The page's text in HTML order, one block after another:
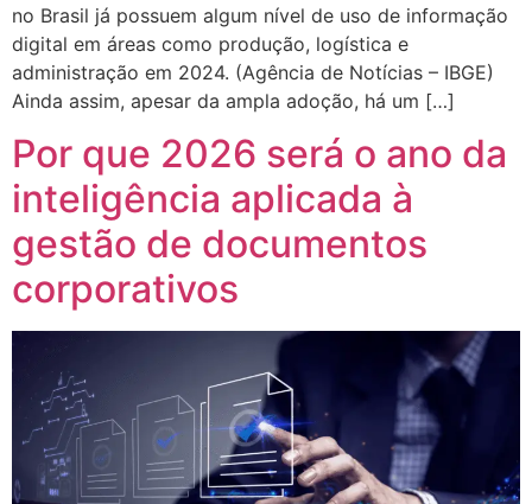
no Brasil já possuem algum nível de uso de informação
digital em áreas como produção, logística e
administração em 2024. (Agência de Notícias – IBGE)
Ainda assim, apesar da ampla adoção, há um […]
Por que 2026 será o ano da
inteligência aplicada à
gestão de documentos
corporativos